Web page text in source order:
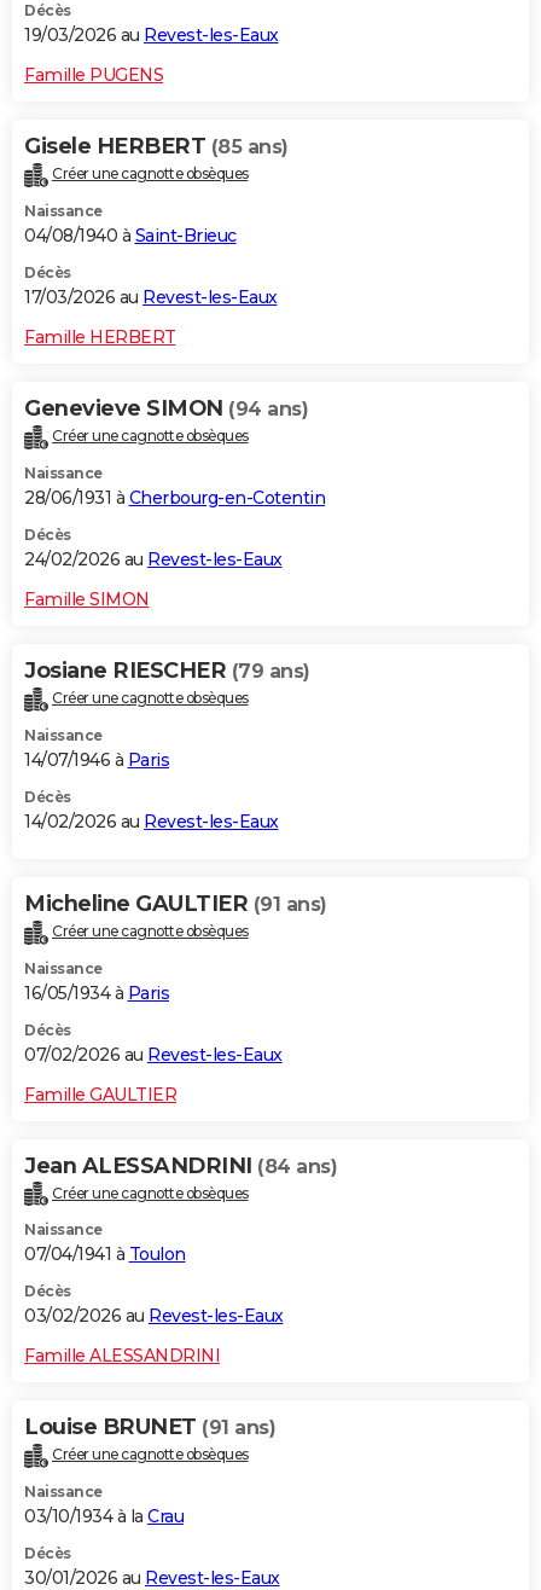
Décès
19/03/2026 au Revest-les-Eaux
Famille PUGENS
Gisele HERBERT (85 ans)
Créer une cagnotte obsèques
Naissance
04/08/1940 à Saint-Brieuc
Décès
17/03/2026 au Revest-les-Eaux
Famille HERBERT
Genevieve SIMON (94 ans)
Créer une cagnotte obsèques
Naissance
28/06/1931 à Cherbourg-en-Cotentin
Décès
24/02/2026 au Revest-les-Eaux
Famille SIMON
Josiane RIESCHER (79 ans)
Créer une cagnotte obsèques
Naissance
14/07/1946 à Paris
Décès
14/02/2026 au Revest-les-Eaux
Micheline GAULTIER (91 ans)
Créer une cagnotte obsèques
Naissance
16/05/1934 à Paris
Décès
07/02/2026 au Revest-les-Eaux
Famille GAULTIER
Jean ALESSANDRINI (84 ans)
Créer une cagnotte obsèques
Naissance
07/04/1941 à Toulon
Décès
03/02/2026 au Revest-les-Eaux
Famille ALESSANDRINI
Louise BRUNET (91 ans)
Créer une cagnotte obsèques
Naissance
03/10/1934 à la Crau
Décès
30/01/2026 au Revest-les-Eaux